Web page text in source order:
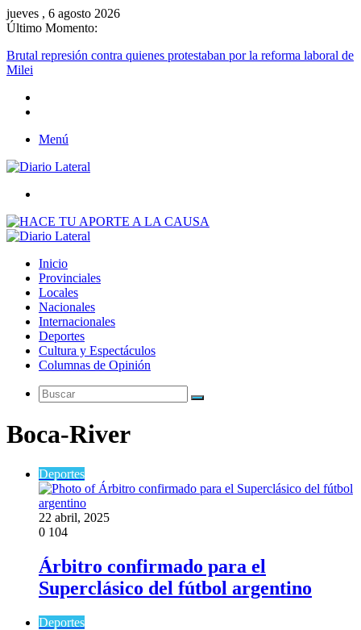
jueves , 6 agosto 2026
Último Momento:
Brutal represión contra quienes protestaban por la reforma laboral de
Milei
Menú
Inicio
Provinciales
Locales
Nacionales
Internacionales
Deportes
Cultura y Espectáculos
Columnas de Opinión
Buscar
Boca-River
Deportes
22 abril, 2025
0 104
Árbitro confirmado para el
Superclásico del fútbol argentino
Deportes